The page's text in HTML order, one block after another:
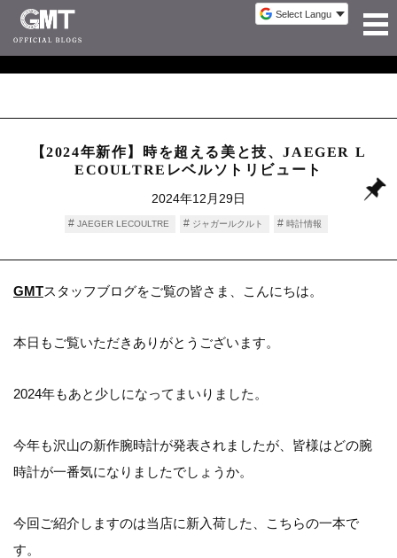
【2024年新作】時を超える美と技、JAEGER L
ECOULTREレベルソトリビュート
2024年12月29日
JAEGER LECOULTRE ジャガールクルト 時計情報
GMTスタッフブログをご覧の皆さま、こんにちは。
本日もご覧いただきありがとうございます。
2024年もあと少しになってまいりました。
今年も沢山の新作腕時計が発表されましたが、皆様はどの腕
時計が一番気になりましたでしょうか。
今回ご紹介しますのは当店に新入荷した、こちらの一本で
す。